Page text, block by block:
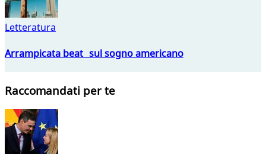
Letteratura
Arrampicata beat sul sogno americano
Raccomandati per te